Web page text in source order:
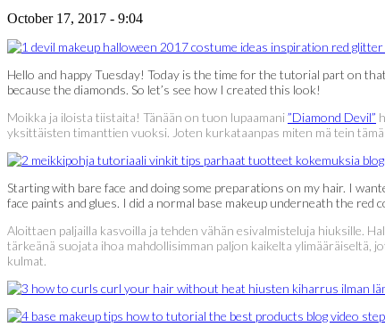
October 17, 2017 - 9:04
Hello and happy Tuesday! Today is the time for the tutorial part on that
because the diamonds. So let’s see how I created this look!
Moikka ja iloista tiistaita! Tänään on tuon lupaamani ”Diamond Devil”
yksittäisten timanttien vuoksi. Joten kurkataanpas miten mä tein
Starting with bare face and doing some preparations on my hair. I
face paints and glues. I did a normal base makeup underneath the
Aloittaen paljailla kasvoilla ja tehden vähän esivalmisteluja hiuksille.
tärkeänä suojata ihoa mahdollisimman paljon kaikelta ylimääräiseltä,
kulmat.